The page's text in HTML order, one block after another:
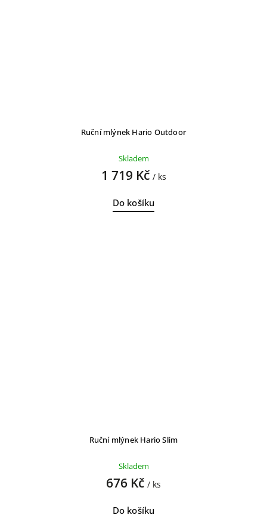
Ruční mlýnek Hario Outdoor
Skladem
1 719 Kč / ks
Do košíku
Ruční mlýnek Hario Slim
Skladem
676 Kč / ks
Do košíku